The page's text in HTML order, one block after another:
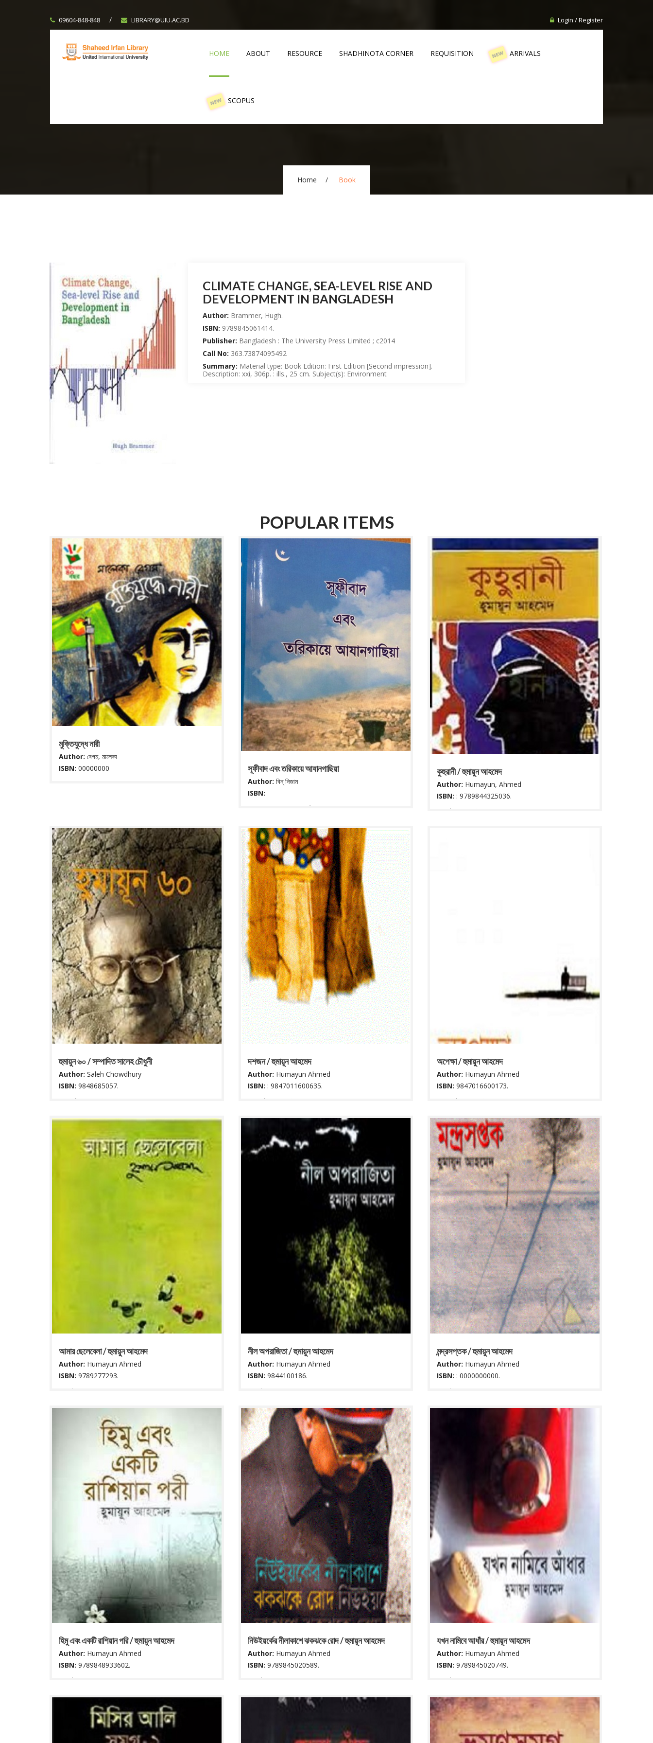
09604-848-848 / LIBRARY@UIU.AC.BD Login / Register
HOME ABOUT RESOURCE SHADHINOTA CORNER REQUISITION NEW ARRIVALS
NEW SCOPUS
Home Book
CLIMATE CHANGE, SEA-LEVEL RISE AND
DEVELOPMENT IN BANGLADESH
Author: Brammer, Hugh.
ISBN: 9789845061414.
Publisher: Bangladesh : The University Press Limited ; c2014
Call No: 363.73874095492
Summary: Material type: Book Edition: First Edition [Second impression].
Description: xxi, 306p. : ills., 25 cm. Subject(s): Environment
POPULAR ITEMS
মুক্তিযুদ্ধে নারী
Author: বেগম, মালেকা
ISBN: 00000000
সূফীবাদ এবং তরিকায়ে আযানগাছিয়া
Author: বিন্ নিজাম
ISBN:
Publisher: ঢাকা : হাক্কানী আঞ্জুমান , ২০১৬ Description: ২১৫
classification: 297.4
Read More
কুহুরানী / হুমায়ুন আহমেদ
Author: Humayun, Ahmed
ISBN: : 9789844325036.
৯৪ পৃষ্ঠা : ২২ সে মি
হুমায়ুন ৬০ / সম্পাদিত সালেহ চৌধুনী
Author: Saleh Chowdhury
ISBN: 9848685057.
৬৬৮ পৃষ্ঠা : ২২ সে মি.
দশজন / হুমায়ূন আহমেদ
Author: Humayun Ahmed
ISBN: : 9847011600635.
৭৫২ পৃষ্ঠা ; ২২ সে মি.
অপেক্ষা / হুমায়ুন আহমেদ
Author: Humayun Ahmed
ISBN: 9847016600173.
: ২১৯ পৃষ্ঠা : ২২ সে মি.
আমার ছেলেবেলা / হুমায়ুন আহমেদ
Author: Humayun Ahmed
ISBN: 9789277293.
৯৪ পৃষ্ঠা : ২২ সে মি.
নীল অপরাজিতা / হুমায়ুন আহমেদ
Author: Humayun Ahmed
ISBN: 9844100186.
৬৯ পৃষ্ঠা : ২২ সে মি.
মন্দ্রসপ্তক / হুমায়ুন আহমেদ
Author: Humayun Ahmed
ISBN: : 0000000000.
৭৯ পৃষ্ঠা : ২২ সে মি.
হিমু এবং একটি রাশিয়ান পরি / হুমায়ুন আহমেদ
Author: Humayun Ahmed
ISBN: 9789848933602.
৯৪ পৃষ্ঠা : ২২ সে মি.
নিউইয়র্কের নীলাকাশে ঝকঝকে রোদ / হুমায়ূন আহমেদ
Author: Humayun Ahmed
ISBN: 9789845020589.
৯৫ পৃষ্ঠা ; ২২ সে মি.
যখন নামিবে আধাঁর / হুমায়ূন আহমেদ
Author: Humayun Ahmed
ISBN: 9789845020749.
৭২ পৃষ্ঠা ; ২২ সে মি.